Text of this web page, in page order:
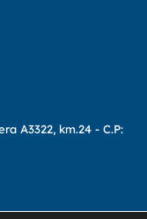
A3322, km.24 - C.P: